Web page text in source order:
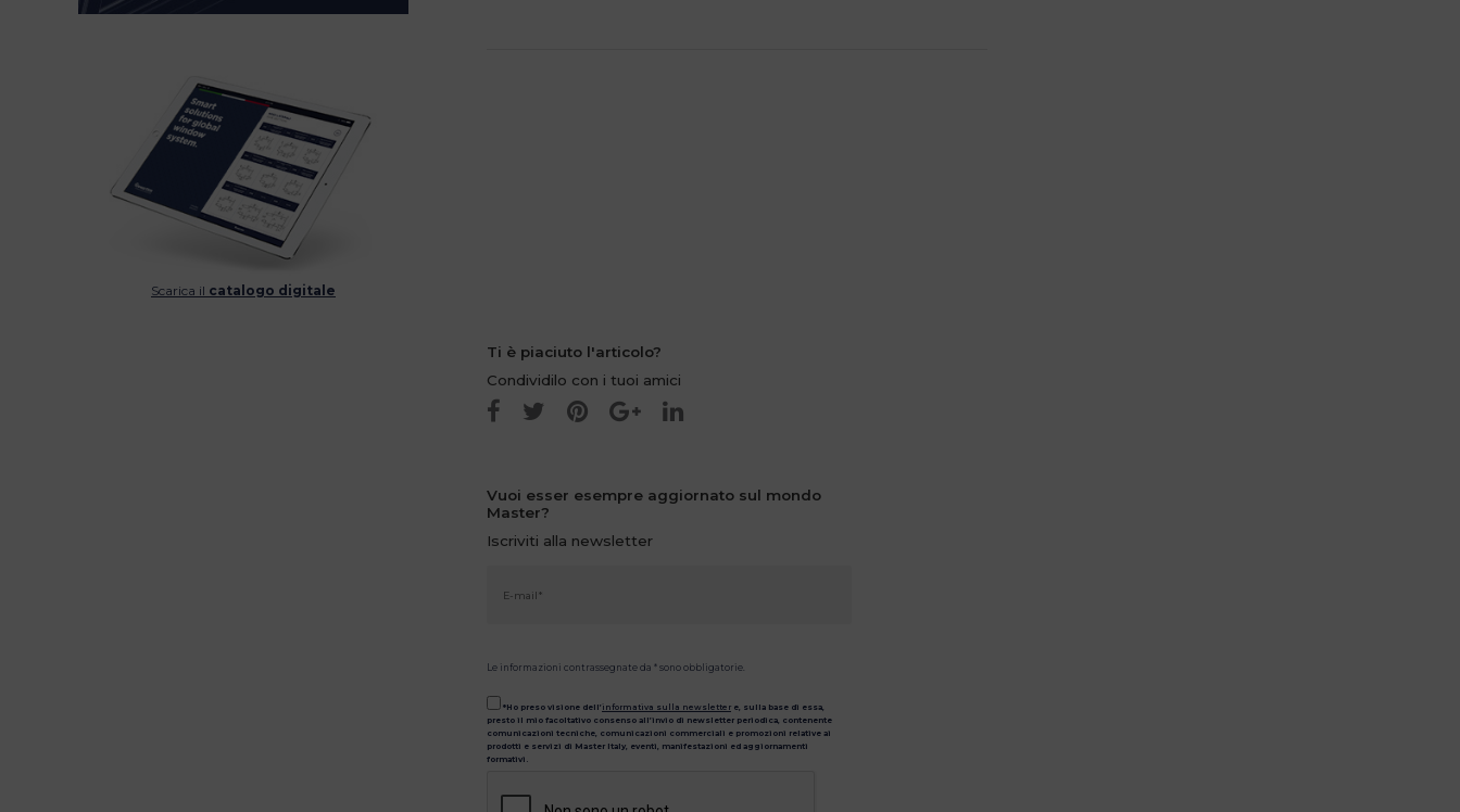
Scarica il catalogo digitale
Ti è piaciuto l'articolo?
Condividilo con i tuoi amici
Vuoi esser esempre aggiornato sul mondo
Master?
Iscriviti alla newsletter
Le informazioni contrassegnate da * sono obbligatorie.
*Ho preso visione dell’ informativa sulla newsletter e, sulla base di essa,
presto il mio facoltativo consenso all’invio di newsletter periodica, contenente
comunicazioni tecniche, comunicazioni commerciali e promozioni relative ai
prodotti e servizi di Master Italy, eventi, manifestazioni ed aggiornamenti
formativi.